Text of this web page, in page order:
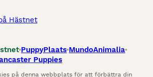
Hästnet
PuppyPlaats MundoAnimalia
Puppies
på denna webbplats för att förbättra din